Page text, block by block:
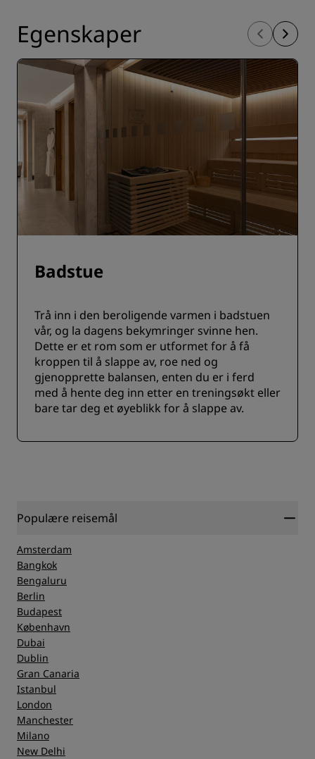
Egenskaper
Badstue
Trå inn i den beroligende varmen i badstuen
vår, og la dagens bekymringer svinne hen.
Dette er et rom som er utformet for å få
kroppen til å slappe av, roe ned og
gjenopprette balansen, enten du er i ferd
med å hente deg inn etter en treningsøkt eller
bare tar deg et øyeblikk for å slappe av.
Populære reisemål
Amsterdam
Bangkok
Bengaluru
Berlin
Budapest
København
Dubai
Dublin
Gran Canaria
Istanbul
London
Manchester
Milano
New Delhi